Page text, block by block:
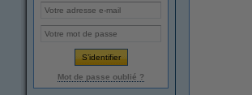
Mot de passe oublié ?